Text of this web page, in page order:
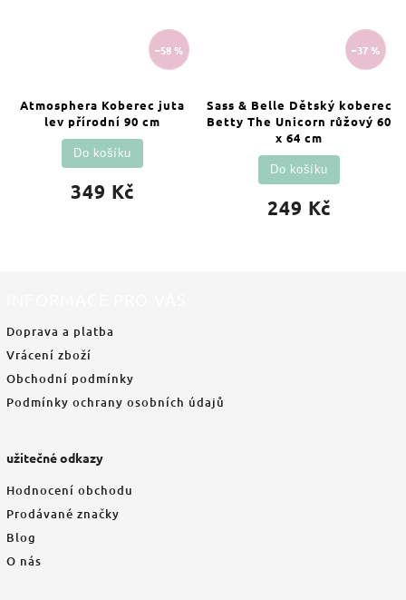
–58 %
Atmosphera Koberec juta
lev přírodní 90 cm
349 Kč
Do košíku
–37 %
Sass & Belle Dětský koberec
Betty The Unicorn růžový 60
x 64 cm
249 Kč
Do košíku
Doprava a platba
Vrácení zboží
Obchodní podmínky
Podmínky ochrany osobních údajů
užitečné odkazy
Hodnocení obchodu
Prodávané značky
Blog
O nás